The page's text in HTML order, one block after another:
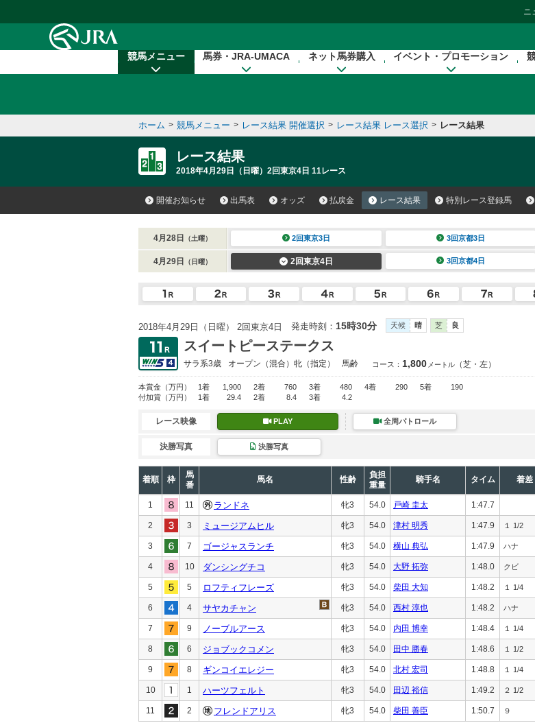
ニ
競馬メニュー 馬券・JRA-UMACA ネット馬券購入 イベント・プロモーション
ホーム > 競馬メニュー > レース結果 開催選択 > レース結果 レース選択 > レース結果
レース結果
2018年4月29日（日曜）2回東京4日 11レース
開催お知らせ 出馬表 オッズ 払戻金 レース結果 特別レース登録馬
4月28日 （土曜） 2回東京3日 3回京都3日
4月29日 （日曜） 2回東京4日 3回京都4日
2018年4月29日（日曜） 2回東京4日 発走時刻： 15時30分 天候 晴 芝 良
スイートピーステークス
サラ系3歳 オープン （混合）牝（指定） 馬齢 コース： 1,800 メートル （芝・左）
本賞金 （万円） 1着 1,900 2着 760 3着 480 4着 290 5着
190
付加賞 （万円） 1着 29.4 2着 8.4 3着 4.2
レース映像 PLAY 全周パトロール
決勝写真 決勝写真
着順 枠
馬
番
馬名 性齢
負担
重量
騎手名 タイム 着差
1 11 ランドネ 牝3 54.0 戸崎 圭太 1:47.7
2 3 ミュージアムヒル 牝3 54.0 津村 明秀 1:47.9 １ 1/2
3 7 ゴージャスランチ 牝3 54.0 横山 典弘 1:47.9 ハナ
4 10 ダンシングチコ 牝3 54.0 大野 拓弥 1:48.0 クビ
5 5 ロフティフレーズ 牝3 54.0 柴田 大知 1:48.2 １ 1/4
6 4 サヤカチャン 牝3 54.0 西村 淳也 1:48.2 ハナ
7 9 ノーブルアース 牝3 54.0 内田 博幸 1:48.4 １ 1/4
8 6 ジョブックコメン 牝3 54.0 田中 勝春 1:48.6 １ 1/2
9 8 ギンコイエレジー 牝3 54.0 北村 宏司 1:48.8 １ 1/4
10 1 ハーツフェルト 牝3 54.0 田辺 裕信 1:49.2 ２ 1/2
11 2 フレンドアリス 牝3 54.0 柴田 善臣 1:50.7 ９